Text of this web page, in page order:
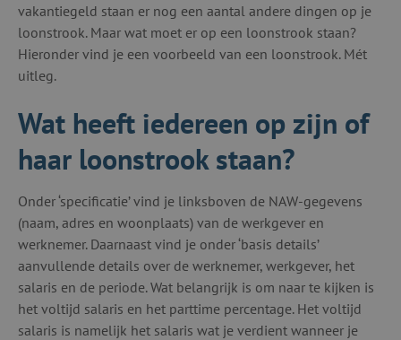
vakantiegeld staan er nog een aantal andere dingen op je
loonstrook. Maar wat moet er op een loonstrook staan?
Hieronder vind je een voorbeeld van een loonstrook. Mét
uitleg.
Wat heeft iedereen op zijn of
haar loonstrook staan?
Onder ‘specificatie’ vind je linksboven de NAW-gegevens
(naam, adres en woonplaats) van de werkgever en
werknemer. Daarnaast vind je onder ‘basis details’
aanvullende details over de werknemer, werkgever, het
salaris en de periode. Wat belangrijk is om naar te kijken is
het voltijd salaris en het parttime percentage. Het voltijd
salaris is namelijk het salaris wat je verdient wanneer je